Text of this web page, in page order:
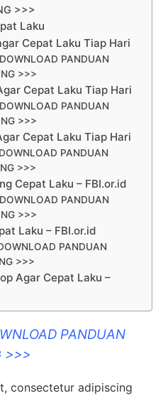
>>>
Laku
Cepat Laku Tiap Hari
PANDUAN
>>>
Cepat Laku Tiap Hari
PANDUAN
>>>
Cepat Laku Tiap Hari
PANDUAN
>>>
Cepat Laku – FBI.or.id
PANDUAN
>>>
Laku – FBI.or.id
PANDUAN
>>>
Agar Cepat Laku –
PANDUAN
>>>
consectetur adipiscing